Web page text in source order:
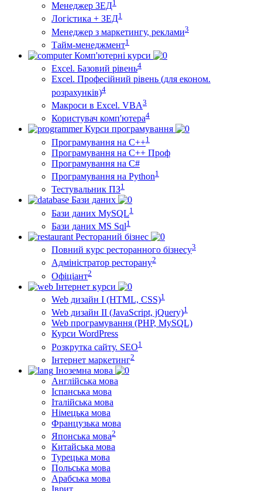
Менеджер ЗEД1
Логістика + ЗЕД1
Менеджер з маркетингу, реклами3
Тайм-менеджмент1
Комп'ютерні курси
Excel. Базовий рівень4
Excel. Професійний рівень (для економ.
розрахунків)4
Макроси в Excel. VBA3
Користувач комп'ютера4
Курси програмування
Програмування на С++1
Програмування на С++ Проф
Програмування на C#
Програмування на Python1
Тестувальник ПЗ1
Бази даних
Бази даних MySQL1
Бази даних MS Sql1
Рестораний бізнес
Повний курс ресторанного бізнесу3
Адміністратор ресторану2
Офіціант2
Інтернет курси
Web дизайн I (HTML, CSS)1
Web дизайн II (JavaScript, jQuery)1
Web програмування (PHP, MySQL)
Курси WordPress
Розкрутка сайту. SEO1
Інтернет маркетинг2
Іноземна мова
Англійська мова
Іспанська мова
Італійська мова
Німецька мова
Французька мова
Японська мова2
Китайська мова
Турецька мова
Польська мова
Арабська мова